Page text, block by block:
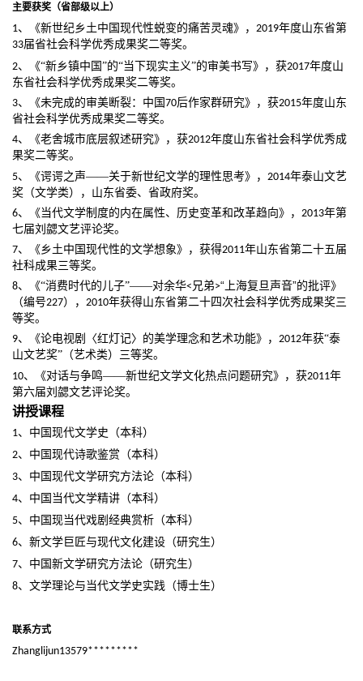
主要获奖（省部级以上）
1、《新世纪乡土中国现代性蜕变的痛苦灵魂》， 2019年度山东省第
33届省社会科学优秀成果奖二等奖。
2、《“新乡镇中国”的“当下现实主义”的审美书写》，获2017年度山
东省社会科学优秀成果奖二等奖。
3、《未完成的审美断裂：中国70后作家群研究》，获2015年度山东
省社会科学优秀成果奖二等奖。
4、《老舍城市底层叙述研究》，获2012年度山东省社会科学优秀成
果奖二等奖。
5、《谔谔之声——关于新世纪文学的理性思考》， 2014年泰山文艺
奖（文学类），山东省委、省政府奖。
6、《当代文学制度的内在属性、历史变革和改革趋向》， 2013年第
七届刘勰文艺评论奖。
7、《乡土中国现代性的文学想象》，获得2011年山东省第二十五届
社科成果三等奖。
8、《“消费时代的儿子”——对余华< 兄弟>“上海复旦声音”的批评》
（编号227）， 2010年获得山东省第二十四次社会科学优秀成果奖三
等奖。
9、《论电视剧〈红灯记〉的美学理念和艺术功能》， 2012年获“泰
山文艺奖”（艺术类）三等奖。
10、《对话与争鸣——新世纪文学文化热点问题研究》，获2011年
第六届刘勰文艺评论奖。
讲授课程
1、中国现代文学史（本科）
2、中国现代诗歌鉴赏（本科）
3、中国现代文学研究方法论（本科）
4、中国当代文学精讲（本科）
5、中国现当代戏剧经典赏析（本科）
6、新文学巨匠与现代文化建设（研究生）
7、中国新文学研究方法论（研究生）
8、文学理论与当代文学史实践（博士生）
联系方式
Zhanglijun13579*********